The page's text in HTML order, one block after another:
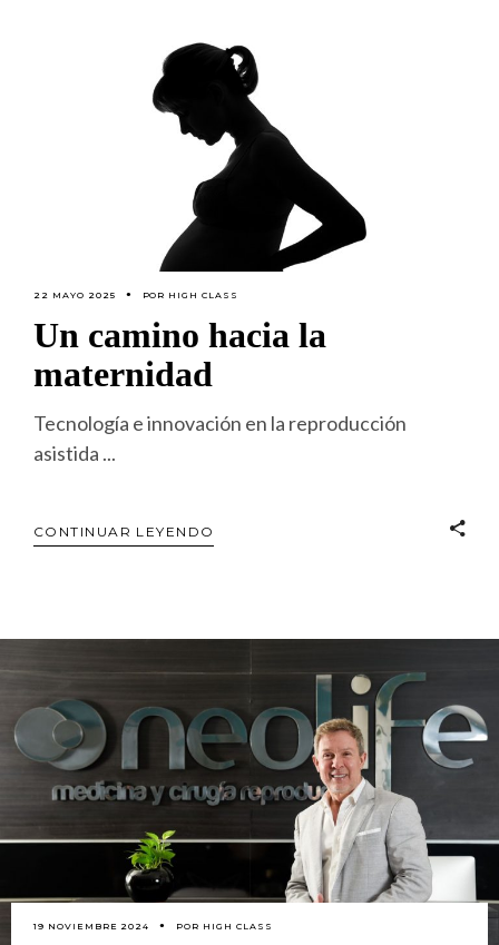
22 MAYO 2025 POR HIGH CLASS
Un camino hacia la
maternidad
Tecnología e innovación en la reproducción
asistida
CONTINUAR LEYENDO
19 NOVIEMBRE 2024 POR HIGH CLASS